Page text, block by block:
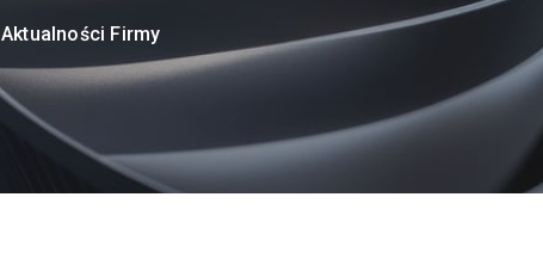
Aktualności Firmy